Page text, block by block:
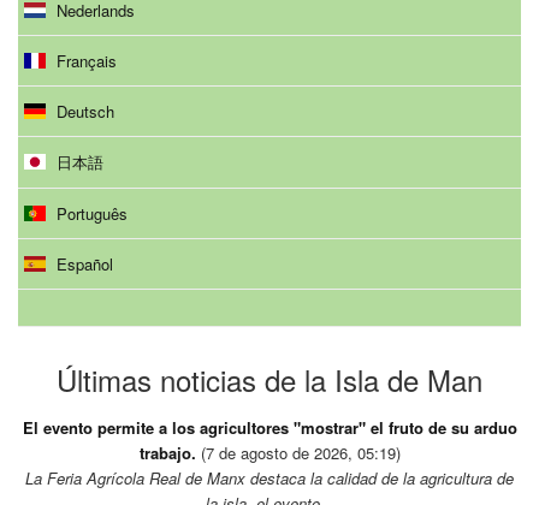
Nederlands
Français
Deutsch
日本語
Português
Español
Últimas noticias de la Isla de Man
El evento permite a los agricultores "mostrar" el fruto de su arduo
trabajo. (7 de agosto de 2026, 05:19)
La Feria Agrícola Real de Manx destaca la calidad de la agricultura de